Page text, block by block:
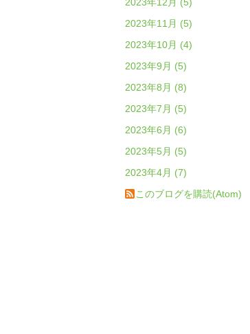
2023年11月 (5)
2023年10月 (4)
2023年9月 (5)
2023年8月 (8)
2023年7月 (5)
2023年6月 (6)
2023年5月 (5)
2023年4月 (7)
このブログを購読(Atom)